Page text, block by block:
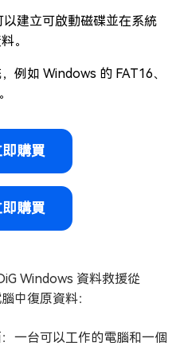
建立可啟動磁碟並在系統
。
例如 Windows 的 FAT16、
購買
購買
Windows 資料救援從
中復原資料：
一台可以工作的電腦和一個